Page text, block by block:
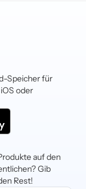
Speicher für
oder
auf den
Gib
Rest!